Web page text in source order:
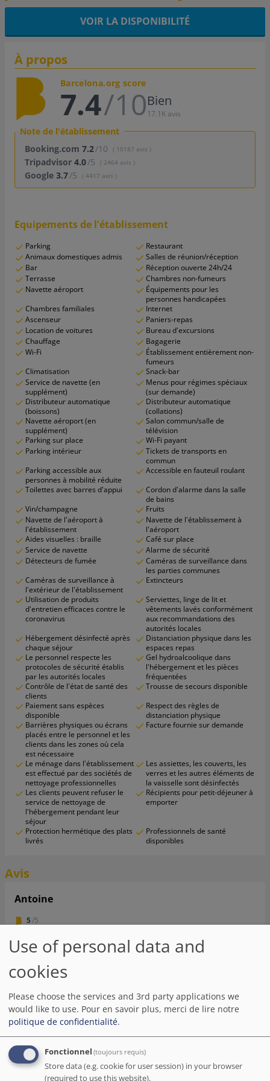
VOIR LA DISPONIBILITÉ
À propos
Barcelona.org score
7.4/10Bien
17.1K avis
Note de l'établissement
Booking.com 7.2/10 ( 10187 avis )
Tripadvisor 4.0/5 ( 2464 avis )
Google 3.7/5 ( 4417 avis )
Equipements de l'établissement
Parking
Restaurant
Animaux domestiques admis
Salles de réunion/réception
Bar
Réception ouverte 24h/24
Terrasse
Chambres non-fumeurs
Navette aéroport
Équipements pour les
personnes handicapées
Chambres familiales
Internet
Ascenseur
Paniers-repas
Location de voitures
Bureau d'excursions
Chauffage
Bagagerie
Wi-Fi
Établissement entièrement non-
fumeurs
Climatisation
Snack-bar
Service de navette (en
supplément)
Menus pour régimes spéciaux
(sur demande)
Distributeur automatique
(boissons)
Distributeur automatique
(collations)
Navette aéroport (en
supplément)
Salon commun/salle de
télévision
Parking sur place
Wi-Fi payant
Parking intérieur
Tickets de transports en
commun
Parking accessible aux
personnes à mobilité réduite
Accessible en fauteuil roulant
Toilettes avec barres d'appui
Cordon d'alarme dans la salle
de bains
Vin/champagne
Fruits
Navette de l'aéroport à
l'établissement
Navette de l'établissement à
l'aéroport
Aides visuelles : braille
Café sur place
Service de navette
Alarme de sécurité
Détecteurs de fumée
Caméras de surveillance dans
les parties communes
Caméras de surveillance à
l'extérieur de l'établissement
Extincteurs
Utilisation de produits
d'entretien efficaces contre le
coronavirus
Serviettes, linge de lit et
vêtements lavés conformément
aux recommandations des
autorités locales
Hébergement désinfecté après
chaque séjour
Distanciation physique dans les
espaces repas
Le personnel respecte les
protocoles de sécurité établis
par les autorités locales
Gel hydroalcoolique dans
l'hébergement et les pièces
fréquentées
Contrôle de l'état de santé des
clients
Trousse de secours disponible
Paiement sans espèces
disponible
Respect des règles de
distanciation physique
Barrières physiques ou écrans
placés entre le personnel et les
clients dans les zones où cela
est nécessaire
Facture fournie sur demande
Le ménage dans l'établissement
est effectué par des sociétés de
nettoyage professionnelles
Les assiettes, les couverts, les
verres et les autres éléments de
la vaisselle sont désinfectés
Les clients peuvent refuser le
service de nettoyage de
l'hébergement pendant leur
séjour
Récipients pour petit-déjeuner à
emporter
Protection hermétique des plats
livrés
Professionnels de santé
disponibles
Avis
Antoine
5/5
La personne à l'accueil était extrêmement sympathique.
J'ai passé une nuit fort confortable et tout était
impeccablement nettoyé. Je ne peux que vous
recommander cet établissement hôtelier, et je compte y
Date de séjour Juil 2023
Pete Karampoulos( France )
Use of personal data and
cookies
Please choose the services and 3rd party applications we
would like to use. Pour en savoir plus, merci de lire notre
politique de confidentialité.
Fonctionnel (toujours requis)
Store data (e.g. cookie for user session) in your browser
(required to use this website).